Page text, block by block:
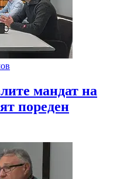
мандат на
пореден